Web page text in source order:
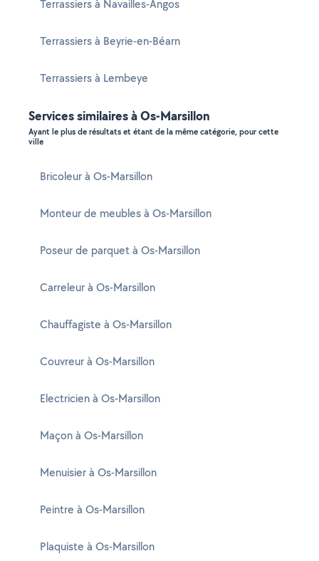
Terrassiers à Navailles-Angos
Terrassiers à Beyrie-en-Béarn
Terrassiers à Lembeye
Services similaires à Os-Marsillon
Ayant le plus de résultats et étant de la même catégorie, pour cette
ville
Bricoleur à Os-Marsillon
Monteur de meubles à Os-Marsillon
Poseur de parquet à Os-Marsillon
Carreleur à Os-Marsillon
Chauffagiste à Os-Marsillon
Couvreur à Os-Marsillon
Electricien à Os-Marsillon
Maçon à Os-Marsillon
Menuisier à Os-Marsillon
Peintre à Os-Marsillon
Plaquiste à Os-Marsillon